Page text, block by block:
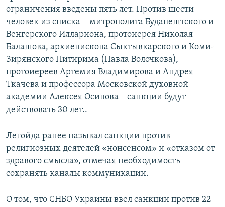
ограничения введены пять лет. Против шести
человек из списка − митрополита Будапештского и
Венгерского Иллариона, протоиерея Николая
Балашова, архиепископа Сыктывкарского и Коми-
Зирянского Питирима (Павла Волочкова),
протоиереев Артемия Владимирова и Андрея
Ткачева и профессора Московской духовной
академии Алексея Осипова – санкции будут
действовать 30 лет..
Легойда ранее называл санкции против
религиозных деятелей «нонсенсом» и «отказом от
здравого смысла», отмечая необходимость
сохранять каналы коммуникации.
О том, что СНБО Украины ввел санкции против 22